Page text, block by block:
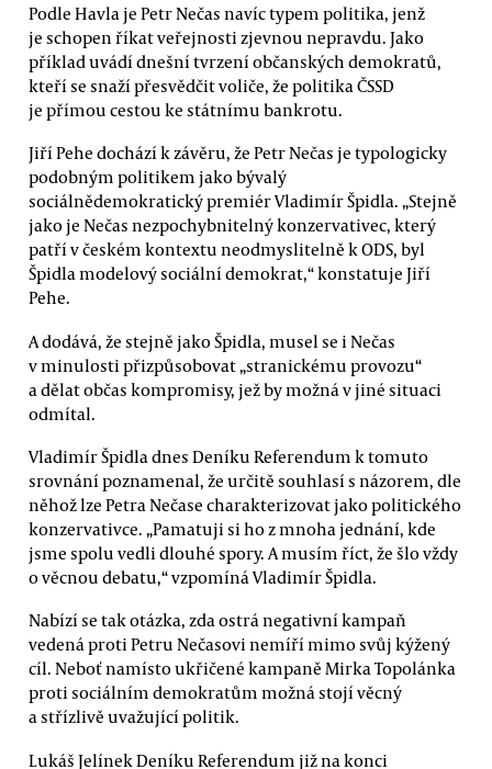
Podle Havla je Petr Nečas navíc typem politika, jenž
je schopen říkat veřejnosti zjevnou nepravdu. Jako
příklad uvádí dnešní tvrzení občanských demokratů,
kteří se snaží přesvědčit voliče, že politika ČSSD
je přímou cestou ke státnímu bankrotu.
Jiří Pehe dochází k závěru, že Petr Nečas je typologicky
podobným politikem jako bývalý
sociálnědemokratický premiér Vladimír Špidla. „Stejně
jako je Nečas nezpochybnitelný konzervativec, který
patří v českém kontextu neodmyslitelně k ODS, byl
Špidla modelový sociální demokrat,“ konstatuje Jiří
Pehe.
A dodává, že stejně jako Špidla, musel se i Nečas
v minulosti přizpůsobovat „stranickému provozu“
a dělat občas kompromisy, jež by možná v jiné situaci
odmítal.
Vladimír Špidla dnes Deníku Referendum k tomuto
srovnání poznamenal, že určitě souhlasí s názorem, dle
něhož lze Petra Nečase charakterizovat jako politického
konzervativce. „Pamatuji si ho z mnoha jednání, kde
jsme spolu vedli dlouhé spory. A musím říct, že šlo vždy
o věcnou debatu,“ vzpomíná Vladimír Špidla.
Nabízí se tak otázka, zda ostrá negativní kampaň
vedená proti Petru Nečasovi nemíří mimo svůj kýžený
cíl. Neboť namísto ukřičené kampaně Mirka Topolánka
proti sociálním demokratům možná stojí věcný
a střízlivě uvažující politik.
Lukáš Jelínek Deníku Referendum již na konci